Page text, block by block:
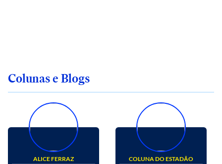
Colunas e Blogs
ALICE FERRAZ COLUNA DO ESTADÃO